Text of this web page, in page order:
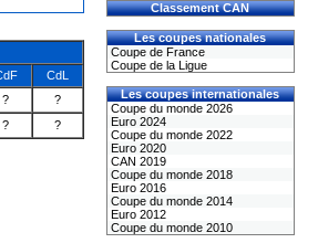
CdL
? ?
? ?
Classement CAN
Les coupes nationales
Coupe de France
Coupe de la Ligue
Les coupes internationales
Coupe du monde 2026
Euro 2024
Coupe du monde 2022
Euro 2020
CAN 2019
Coupe du monde 2018
Euro 2016
Coupe du monde 2014
Euro 2012
Coupe du monde 2010